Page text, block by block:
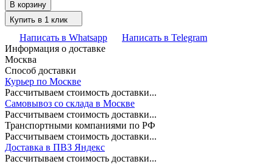
В корзину
Купить в 1 клик
Написать в Whatsapp
Написать в Telegram
Информация о доставке
Москва
Способ доставки
Курьер по Москве
Рассчитываем стоимость доставки...
Самовывоз со склада в Москве
Рассчитываем стоимость доставки...
Транспортными компаниями по РФ
Рассчитываем стоимость доставки...
Доставка в ПВЗ Яндекс
Рассчитываем стоимость доставки...